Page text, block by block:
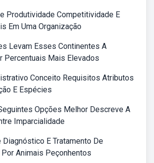
Produtividade Competitividade E
Em Uma Organização
Levam Esses Continentes A
Percentuais Mais Elevados
Conceito Requisitos Atributos
E Espécies
Opções Melhor Descreve A
Imparcialidade
Diagnóstico E Tratamento De
Animais Peçonhentos